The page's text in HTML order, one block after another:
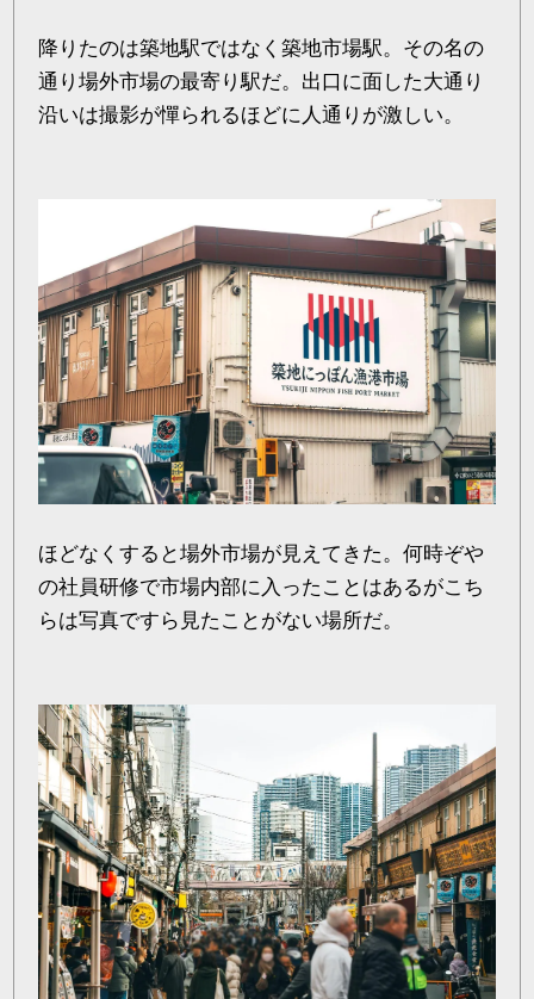
降りたのは築地駅ではなく築地市場駅。その名の
通り場外市場の最寄り駅だ。出口に面した大通り
沿いは撮影が憚られるほどに人通りが激しい。
ほどなくすると場外市場が見えてきた。何時ぞや
の社員研修で市場内部に入ったことはあるがこち
らは写真ですら見たことがない場所だ。